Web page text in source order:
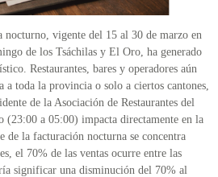
nocturno, vigente del 15 al 30 de marzo en
de los Tsáchilas y El Oro, ha generado
Restaurantes, bares y operadores aún
a toda la provincia o solo a ciertos cantones,
de la Asociación de Restaurantes del
(23:00 a 05:00) impacta directamente en la
de la facturación nocturna se concentra
el 70% de las ventas ocurre entre las
significar una disminución del 70% al